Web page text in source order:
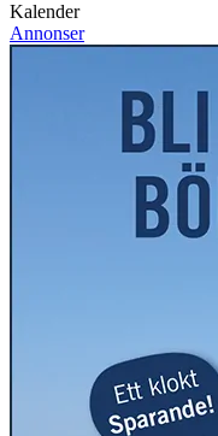
Kalender
Annonser